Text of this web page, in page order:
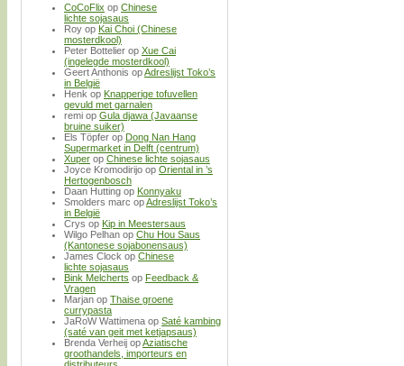
CoCoFlix op Chinese
lichte sojasaus
Roy op Kai Choi (Chinese
mosterdkool)
Peter Bottelier op Xue Cai
(ingelegde mosterdkool)
Geert Anthonis opAdreslijst Toko’s
in België
Henk op Knapperige tofuvellen
gevuld met garnalen
remi op Gula djawa (Javaanse
bruine suiker)
Els Töpfer op Dong Nan Hang
Supermarket in Delft (centrum)
Xuper op Chinese lichte sojasaus
Joyce Kromodirijo op Oriental in ’s
Hertogenbosch
Daan Hutting op Konnyaku
Smolders marc opAdreslijst Toko’s
in België
Crys op Kip in Meestersaus
Wilgo Pelhan op Chu Hou Saus
(Kantonese sojabonensaus)
James Clock op Chinese
lichte sojasaus
Bink Melcherts op Feedback &
Vragen
Marjan op Thaise groene
currypasta
JaRoW Wattimena op Saté kambing
(saté van geit met ketjapsaus)
Brenda Verheij opAziatische
groothandels, importeurs en
distributeurs